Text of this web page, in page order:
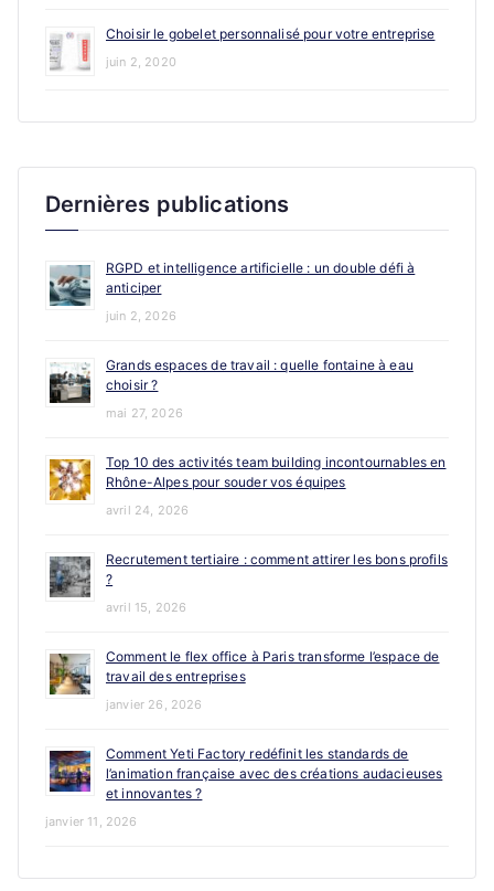
Choisir le gobelet personnalisé pour votre entreprise
juin 2, 2020
Dernières publications
RGPD et intelligence artificielle : un double défi à
anticiper
juin 2, 2026
Grands espaces de travail : quelle fontaine à eau
choisir ?
mai 27, 2026
Top 10 des activités team building incontournables en
Rhône-Alpes pour souder vos équipes
avril 24, 2026
Recrutement tertiaire : comment attirer les bons profils
?
avril 15, 2026
Comment le flex office à Paris transforme l’espace de
travail des entreprises
janvier 26, 2026
Comment Yeti Factory redéfinit les standards de
l’animation française avec des créations audacieuses
et innovantes ?
janvier 11, 2026